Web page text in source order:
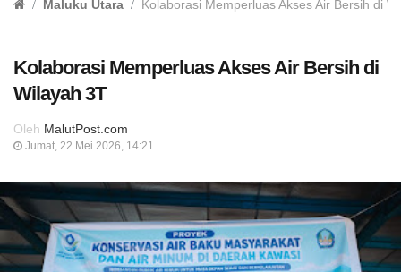
Maluku Utara Kolaborasi Memperluas Akses Air Bersih di
Kolaborasi Memperluas Akses Air Bersih di
Wilayah 3T
Oleh MalutPost.com
Jumat, 22 Mei 2026, 14:21